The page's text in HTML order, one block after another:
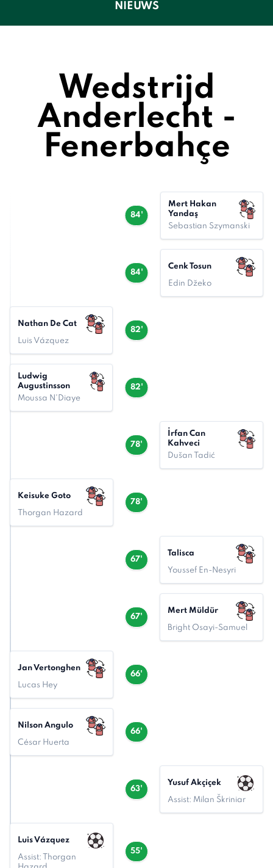
NIEUWS
Wedstrijd
Anderlecht -
Fenerbahçe
84'
Mert Hakan
Yandaş
Sebastian Szymanski
84'
Cenk Tosun
Edin Džeko
82'
Nathan De Cat
Luis Vázquez
82'
Ludwig
Augustinsson
Moussa N'Diaye
78'
İrfan Can
Kahveci
Dušan Tadić
78'
Keisuke Goto
Thorgan Hazard
67'
Talisca
Youssef En-Nesyri
67'
Mert Müldür
Bright Osayi-Samuel
66'
Jan Vertonghen
Lucas Hey
66'
Nilson Angulo
César Huerta
63'
Yusuf Akçiçek
Assist: Milan Škriniar
55'
Luis Vázquez
Assist: Thorgan